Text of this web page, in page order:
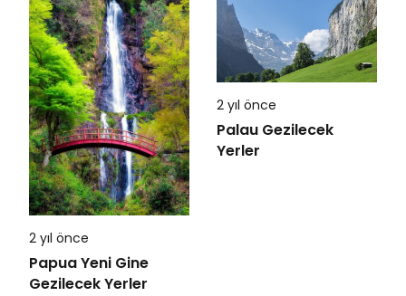
2 yıl önce
Papua Yeni Gine
Gezilecek Yerler
2 yıl önce
Palau Gezilecek
Yerler